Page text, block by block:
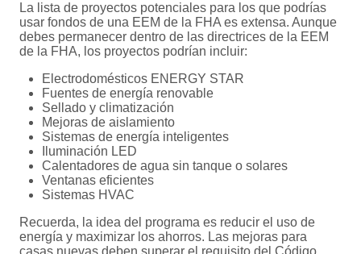
La lista de proyectos potenciales para los que podrías
usar fondos de una EEM de la FHA es extensa. Aunque
debes permanecer dentro de las directrices de la EEM
de la FHA, los proyectos podrían incluir:
Electrodomésticos ENERGY STAR
Fuentes de energía renovable
Sellado y climatización
Mejoras de aislamiento
Sistemas de energía inteligentes
Iluminación LED
Calentadores de agua sin tanque o solares
Ventanas eficientes
Sistemas HVAC
Recuerda, la idea del programa es reducir el uso de
energía y maximizar los ahorros. Las mejoras para